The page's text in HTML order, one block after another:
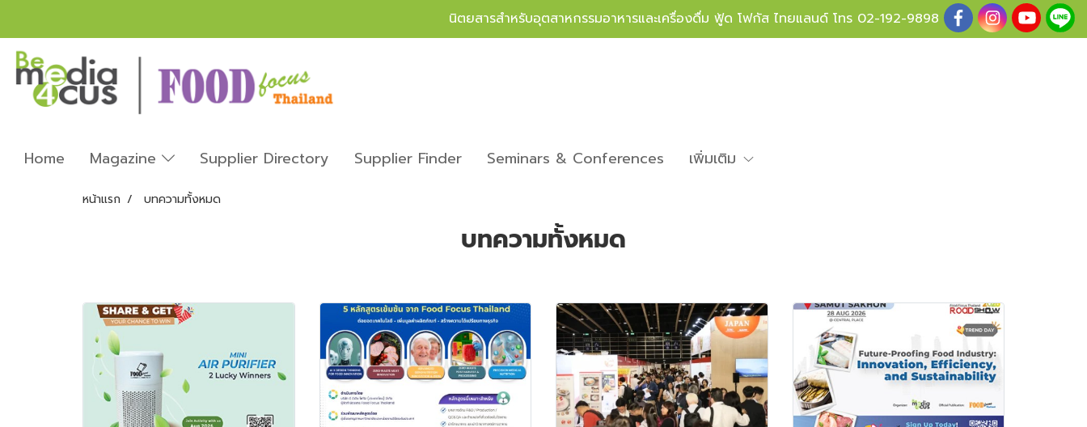
นิตยสารสำหรับอุตสาหกรรมอาหารและเครื่องดื่ม ฟู้ด โฟกัส ไทยแลนด์ โทร 02-192-9898
Home Magazine Supplier Directory Supplier Finder Seminars & Conferences เพิ่มเติม
หน้าแรก บทความทั้งหมด
บทความทั้งหมด